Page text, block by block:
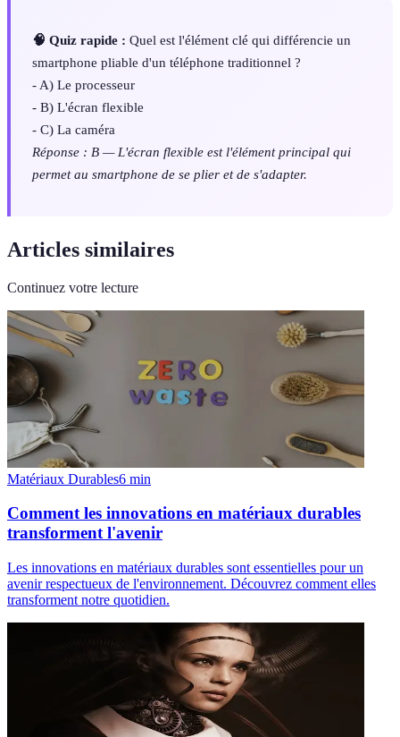
🧠 Quiz rapide : Quel est l'élément clé qui différencie un
smartphone pliable d'un téléphone traditionnel ?
- A) Le processeur
- B) L'écran flexible
- C) La caméra
Réponse : B — L'écran flexible est l'élément principal qui
permet au smartphone de se plier et de s'adapter.
Articles similaires
Continuez votre lecture
Matériaux Durables6 min
Comment les innovations en matériaux durables
transforment l'avenir
Les innovations en matériaux durables sont essentielles pour un
avenir respectueux de l'environnement. Découvrez comment elles
transforment notre quotidien.